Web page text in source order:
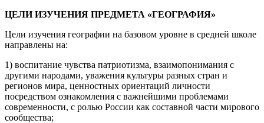
ЦЕЛИ ИЗУЧЕНИЯ ПРЕДМЕТА «ГЕОГРАФИЯ»
Цели изучения географии на базовом уровне в средней школе
направлены на:
1) воспитание чувства патриотизма, взаимопонимания с
другими народами, уважения культуры разных стран и
регионов мира, ценностных ориентаций личности
посредством ознакомления с важнейшими проблемами
современности, c ролью России как составной части мирового
сообщества;